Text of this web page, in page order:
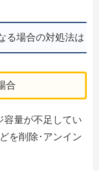
る場合の対処法は
合
容量が不足してい
を削除･アンイン